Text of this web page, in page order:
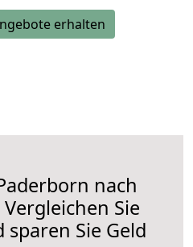
erhalten
nach
Sie
Sie Geld